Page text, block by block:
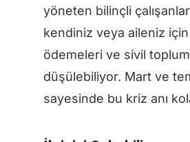
yöneten bilinçli
kendiniz veya aileniz için
ödemeleri ve sivil
düşülebiliyor. Mart ve
sayesinde bu kriz anı